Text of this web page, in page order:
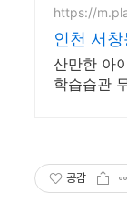
상품 매일
규 상품 업
https://
인천 서
페 AI시
필수
산만한 아
학습습관
식을 취할
공감